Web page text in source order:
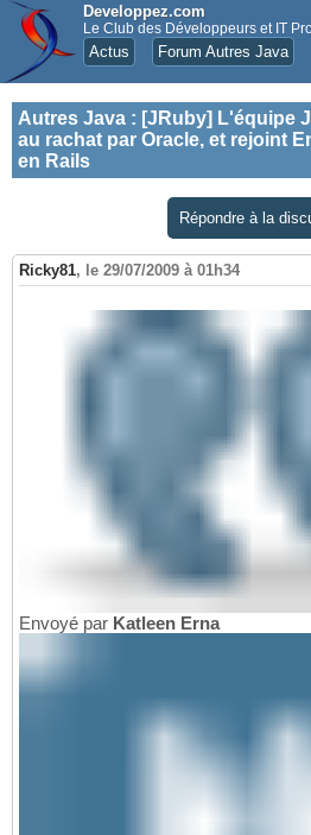
Developpez.com
Le Club des Développeurs et IT
Actus Forum Autres Java
Autres Java : [JRuby] L'équipe
au rachat par Oracle, et rejoint
en Rails
Répondre à la
Ricky81, le 29/07/2009 à 01h34
Envoyé par Katleen Erna